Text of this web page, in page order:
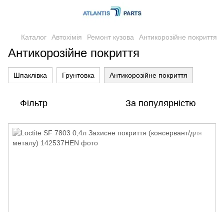
Каталог Автохімія Ремонт кузова Антикорозійне покриття
Антикорозійне покриття
Шпаклівка Грунтовка Антикорозійне покриття
Фільтр За популярністю